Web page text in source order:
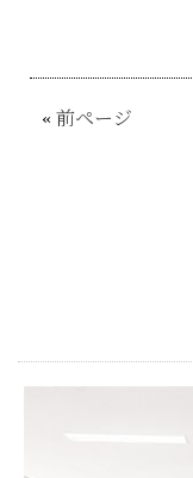
« 前ページ